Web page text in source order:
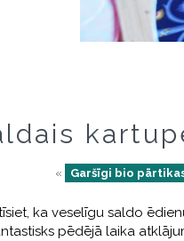
« Garšīgi bio
ka veselīgu saldo
pēdējā laika